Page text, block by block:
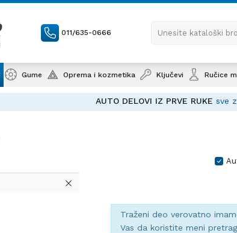
011/635-0666 Unesite kataloški
Gume Oprema i kozmetika Ključevi Ručice
AUTO DELOVI IZ PRVE RUKE sve
Traženi deo verovatno
Vas da koristite meni